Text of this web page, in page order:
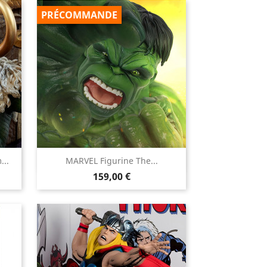
MARVEL Figurine The...
Prix
159,00 €
PRÉCOMMANDE
Aperçu rapide